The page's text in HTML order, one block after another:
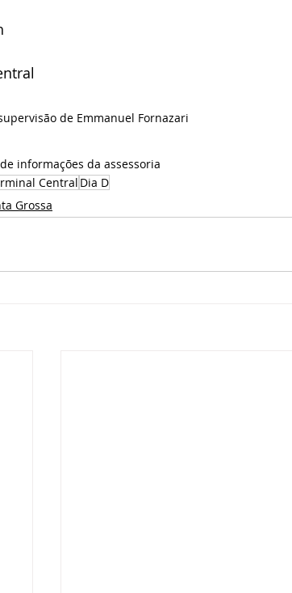
de Emmanuel Fornazari
informações da assessoria
Central Dia D
Grossa